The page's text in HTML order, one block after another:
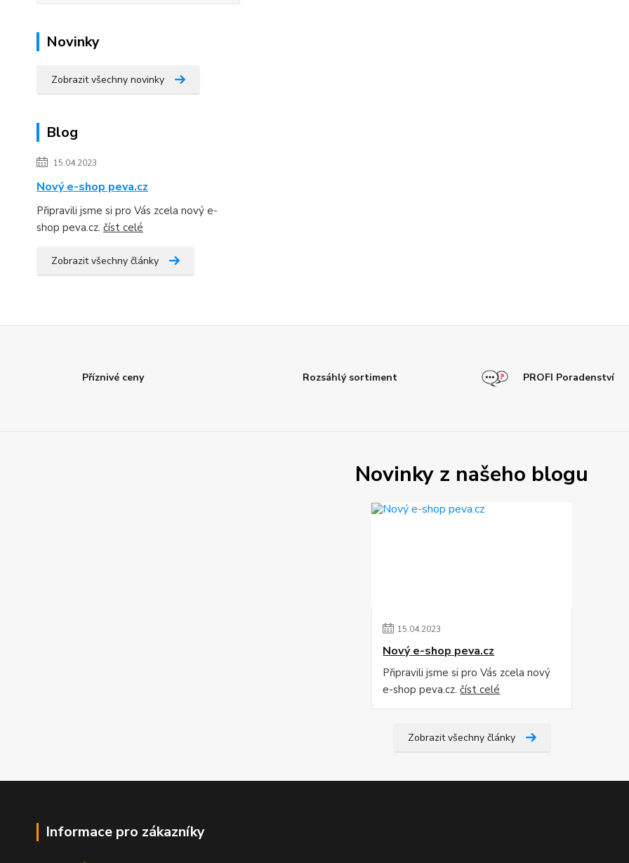
Novinky
Zobrazit všechny novinky
Blog
15.04.2023
Nový e-shop peva.cz
Připravili jsme si pro Vás zcela nový e-
shop peva.cz. číst celé
Zobrazit všechny články
Příznivé ceny Rozsáhlý sortiment PROFI Poradenství
Novinky z našeho blogu
15.04.2023
Nový e-shop peva.cz
Připravili jsme si pro Vás zcela nový
e-shop peva.cz.číst celé
Zobrazit všechny články
Informace pro zákazníky